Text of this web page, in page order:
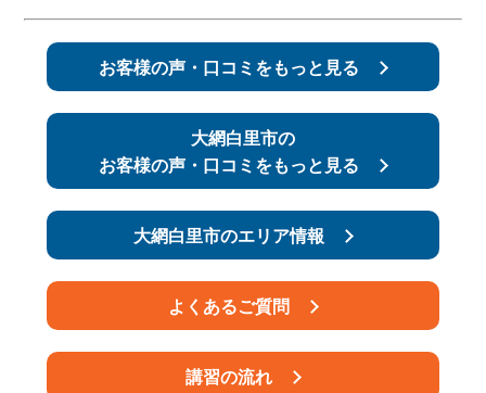
新着情報 会社概要
お客様の声・口コミをもっと見る
大網白里市の
お客様の声・口コミをもっと見る
大網白里市のエリア情報
よくあるご質問
講習の流れ